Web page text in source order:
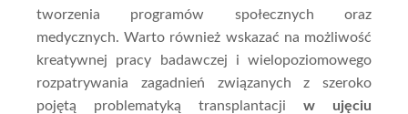
tworzenia programów społecznych oraz
medycznych. Warto również wskazać na możliwość
kreatywnej pracy badawczej i wielopoziomowego
rozpatrywania zagadnień związanych z szeroko
pojętą problematyką transplantacji w ujęciu